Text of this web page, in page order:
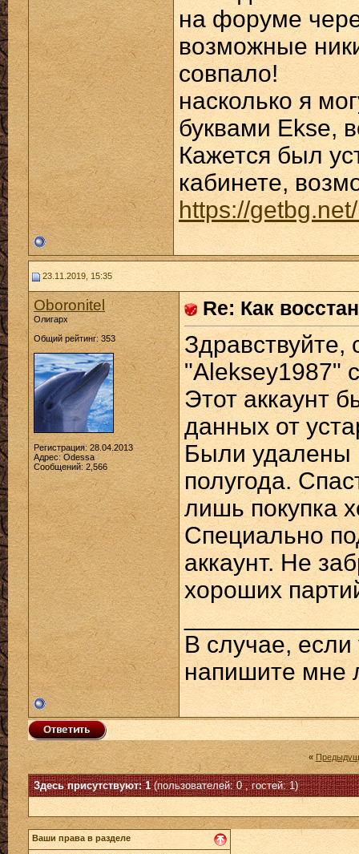
на форуме
возможные
совпало!
насколько я
буквами Ekse,
Кажется был
кабинете,
https://
23.11.2019, 15:35
Oboronitel
Олигарх
Общий рейтинг: 353
Регистрация: 28.04.2013
Адрес: Odessa
Сообщений: 2,566
Re: Как
Здравствуйте,
"Aleksey1987"
Этот аккаунт
данных от
Были удалены
полугода.
лишь покупка
Специально
аккаунт. Не
хороших
В случае,
напишите мне
«
Здесь присутствуют: 1(пользователей: 0 , гостей: 1)
Ваши права в разделе